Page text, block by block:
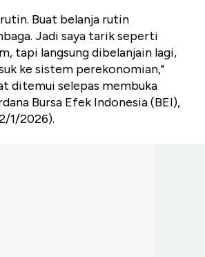
Buat belanja rutin
Jadi saya tarik seperti
tapi langsung dibelanjain lagi,
ke sistem perekonomian,"
ditemui selepas membuka
Bursa Efek Indonesia (BEI),
1/2026).